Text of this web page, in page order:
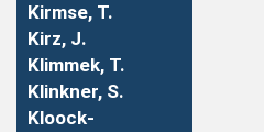
Kirmse, T.
Kirz, J.
Klimmek, T.
Klinkner, S.
Kloock-